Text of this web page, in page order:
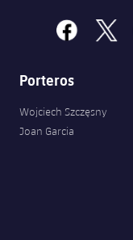
facebook
x
Porteros
Wojciech Szczęsny
Joan Garcia